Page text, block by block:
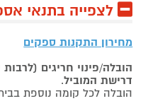
לצפייה בתנאי
מחירון התקנות ספקים
הובלה/פינוי חריגים
דרישת המוביל.
הובלה לכל קומה נוספת